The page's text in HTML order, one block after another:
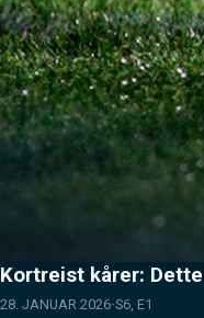
Kortreist kårer:
28. JANUAR 2026 S6, E1